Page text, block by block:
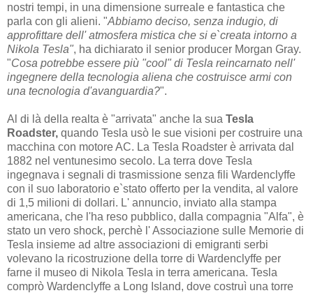
nostri tempi, in una dimensione surreale e fantastica che
parla con gli alieni. "Abbiamo deciso, senza indugio, di
approfittare dell' atmosfera mistica che si e`creata intorno a
Nikola Tesla", ha dichiarato il senior producer Morgan Gray.
"Cosa potrebbe essere più "cool" di Tesla reincarnato nell'
ingegnere della tecnologia aliena che costruisce armi con
una tecnologia d'avanguardia?".
Al di là della realta è "arrivata" anche la sua Tesla
Roadster, quando Tesla usò le sue visioni per costruire una
macchina con motore AC. La Tesla Roadster è arrivata dal
1882 nel ventunesimo secolo. La terra dove Tesla
ingegnava i segnali di trasmissione senza fili Wardenclyffe
con il suo laboratorio e`stato offerto per la vendita, al valore
di 1,5 milioni di dollari. L' annuncio, inviato alla stampa
americana, che l'ha reso pubblico, dalla compagnia "Alfa", è
stato un vero shock, perchè l' Associazione sulle Memorie di
Tesla insieme ad altre associazioni di emigranti serbi
volevano la ricostruzione della torre di Wardenclyffe per
farne il museo di Nikola Tesla in terra americana. Tesla
comprò Wardenclyffe a Long Island, dove costruì una torre